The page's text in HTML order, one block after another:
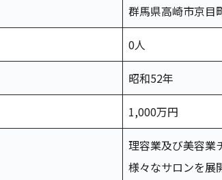
群馬県高崎市京目
0人
昭和52年
1,000万円
理容業及び美容業
様々なサロンを展